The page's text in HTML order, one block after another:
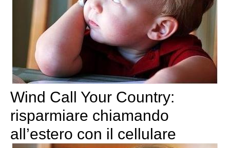
Wind Call Your Country:
risparmiare chiamando
all’estero con il cellulare